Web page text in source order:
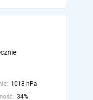
1018 hPa
34%